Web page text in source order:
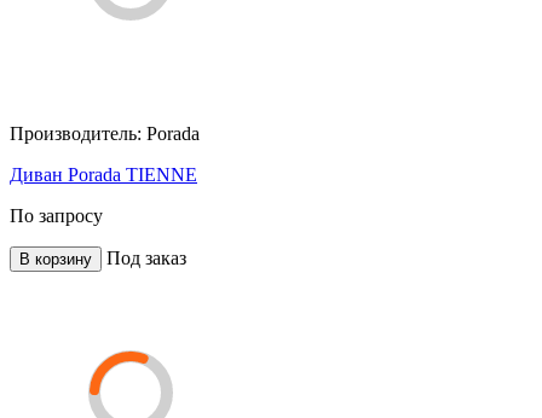
Производитель: Porada
Диван Porada TIENNE
По запросу
В корзину Под заказ